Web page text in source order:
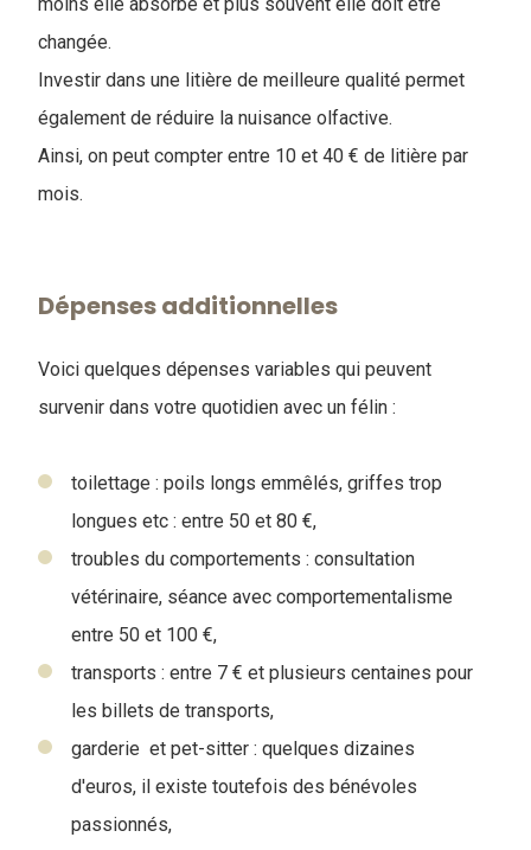
moins elle absorbe et plus souvent elle doit être
changée.
Investir dans une litière de meilleure qualité permet
également de réduire la nuisance olfactive.
Ainsi, on peut compter entre 10 et 40 € de litière par
mois.
Dépenses additionnelles
Voici quelques dépenses variables qui peuvent
survenir dans votre quotidien avec un félin :
toilettage : poils longs emmêlés, griffes trop
longues etc : entre 50 et 80 €,
troubles du comportements : consultation
vétérinaire, séance avec comportementalisme
entre 50 et 100 €,
transports : entre 7 € et plusieurs centaines pour
les billets de transports,
garderie et pet-sitter : quelques dizaines
d'euros, il existe toutefois des bénévoles
passionnés,